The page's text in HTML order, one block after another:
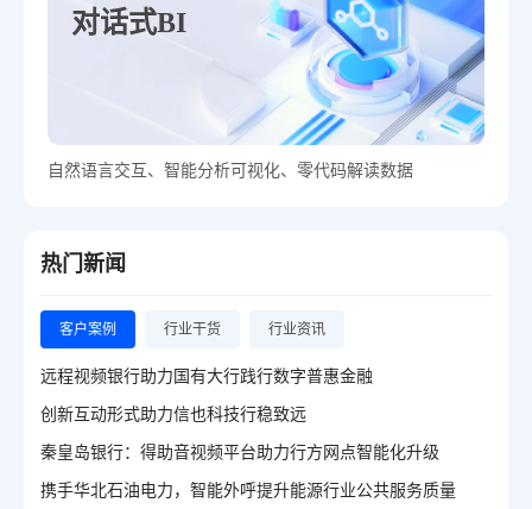
对话式BI
自然语言交互、智能分析可视化、零代码解读数据
热门新闻
客户案例 行业干货 行业资讯
远程视频银行助力国有大行践行数字普惠金融
创新互动形式助力信也科技行稳致远
秦皇岛银行：得助音视频平台助力行方网点智能化升级
携手华北石油电力，智能外呼提升能源行业公共服务质量